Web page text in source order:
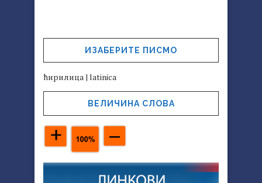
ИЗАБЕРИТЕ ПИСМО
ћирилица | latinica
ВЕЛИЧИНА СЛОВА